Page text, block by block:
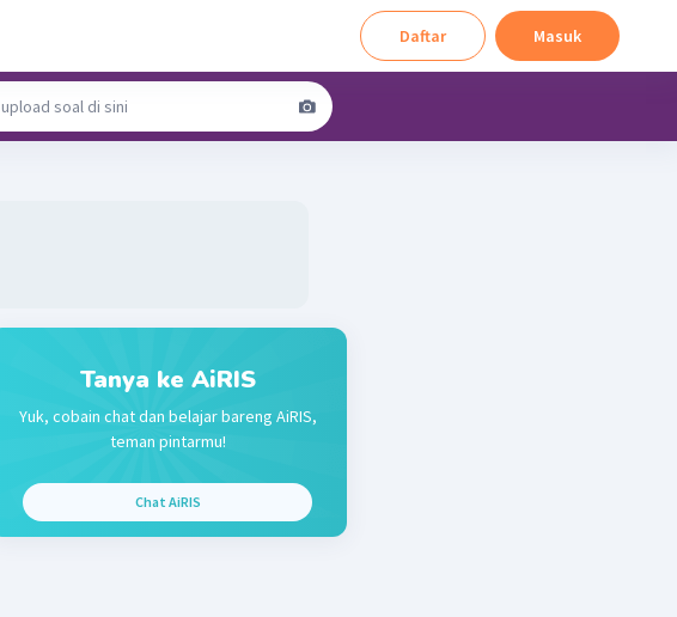
Daftar Masuk
Tanya ke AiRIS
Yuk, cobain chat dan belajar bareng AiRIS,
teman pintarmu!
Chat AiRIS